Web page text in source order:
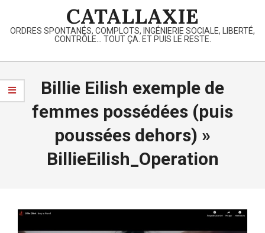
content
CATALLAXIE
ORDRES SPONTANÉS, COMPLOTS, INGÉNIERIE SOCIALE, LIBERTÉ,
CONTRÔLE… TOUT ÇA. ET PUIS LE RESTE.
Primary
Menu
Billie Eilish exemple de
femmes possédées (puis
poussées dehors) »
BillieEilish_Operation